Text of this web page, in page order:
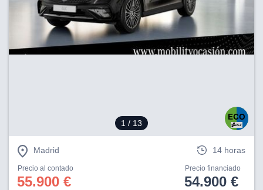
1 / 13
Madrid 14 horas
Precio al contado
55.900 €
Precio financiado
54.900 €